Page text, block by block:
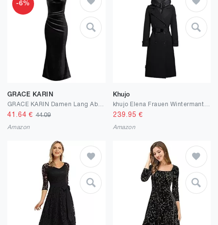
-6%
GRACE KARIN
41.64 €44.09
Amazon
Khujo
239.95 €
Amazon